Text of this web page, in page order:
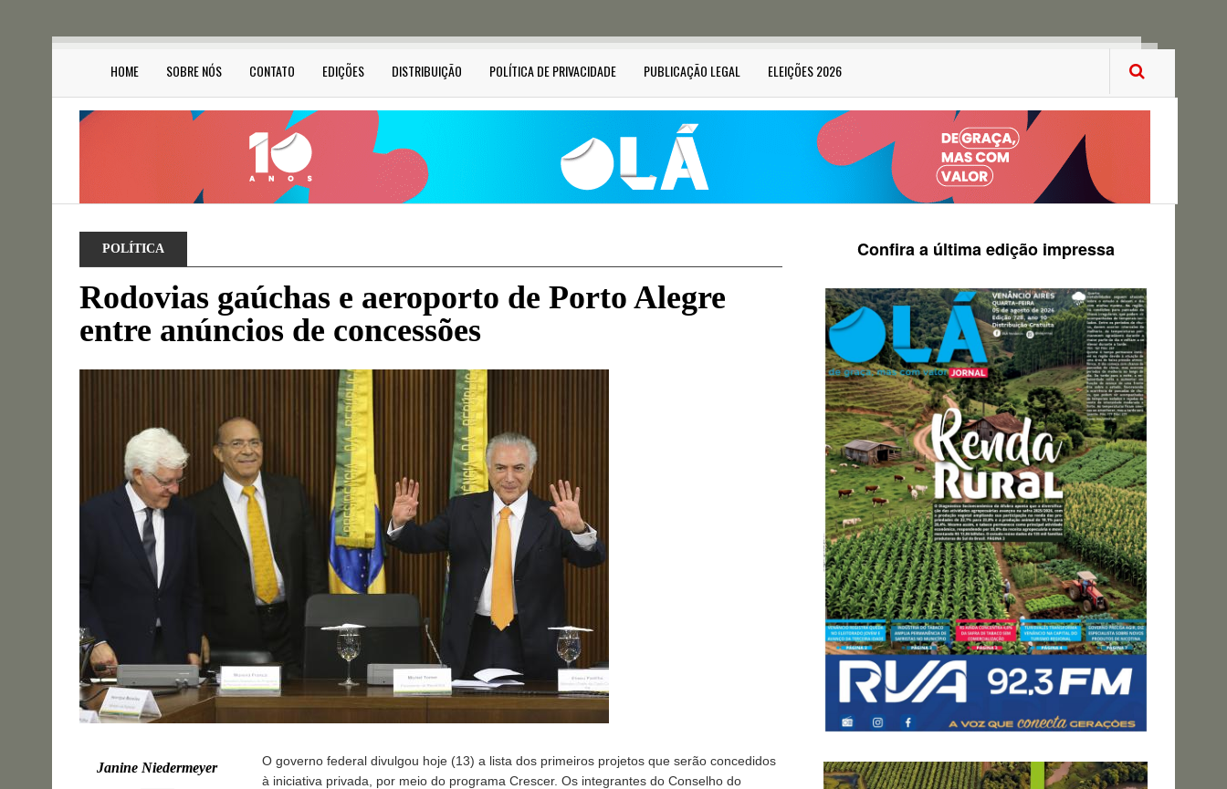
HOME SOBRE NÓS CONTATO EDIÇÕES DISTRIBUIÇÃO POLÍTICA DE PRIVACIDADE PUBLICAÇÃO LEGAL ELEIÇÕES 2026
POLÍTICA
Rodovias gaúchas e aeroporto de Porto Alegre
entre anúncios de concessões
Janine Niedermeyer
O governo federal divulgou hoje (13) a lista dos primeiros projetos que serão concedidos
à iniciativa privada, por meio do programa Crescer. Os integrantes do Conselho do
Confira a última edição impressa